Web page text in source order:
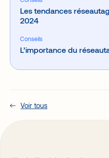
Les tendances
2024
Conseils
L’importance du
Voir tous